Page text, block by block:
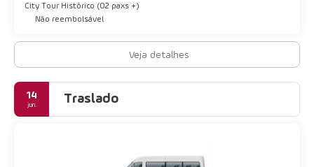
City Tour Histórico (02 paxs +)
Não reembolsável
Veja detalhes
14
jun. Traslado